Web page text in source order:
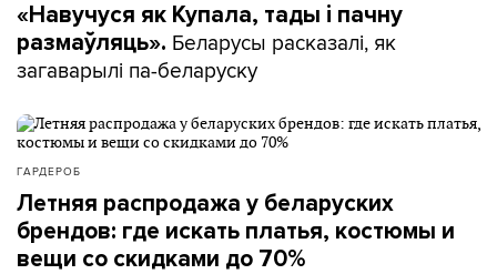
«Навучуся як Купала, тады і пачну
размаўляць». Беларусы расказалі, як
загаварылі па-беларуску
ГАРДЕРОБ
Летняя распродажа у беларуских
брендов: где искать платья, костюмы и
вещи со скидками до 70%